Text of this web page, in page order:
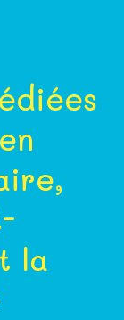
la